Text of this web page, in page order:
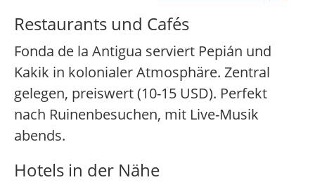
Restaurants und Cafés
Fonda de la Antigua serviert Pepián und
Kakik in kolonialer Atmosphäre. Zentral
gelegen, preiswert (10-15 USD). Perfekt
nach Ruinenbesuchen, mit Live-Musik
abends.
Hotels in der Nähe